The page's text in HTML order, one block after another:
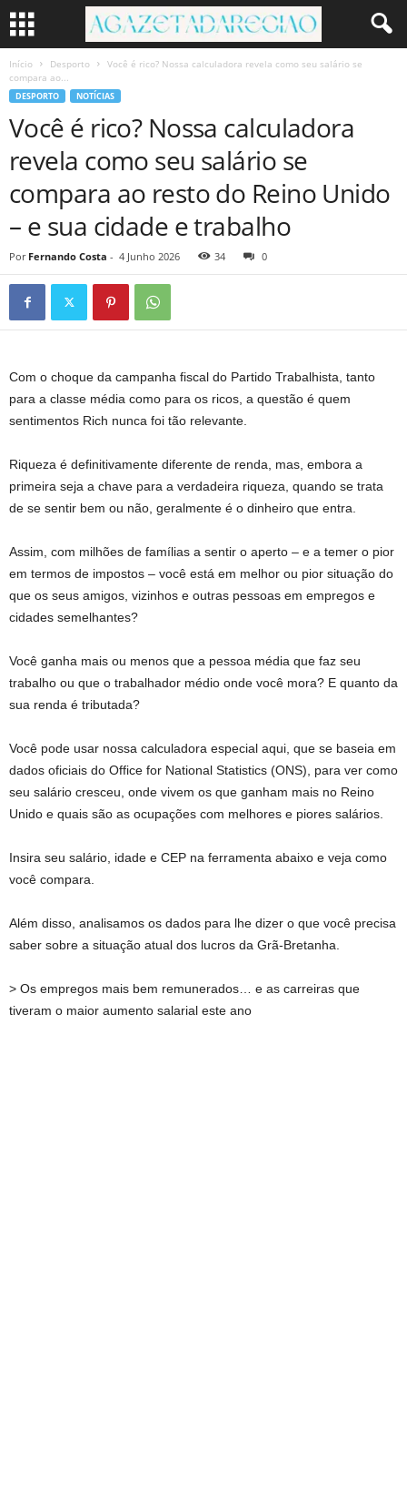
Início Desporto
Você é rico? Nossa calculadora revela como seu salário se
compara ao...
DESPORTO NOTÍCIAS
Você é rico? Nossa calculadora
revela como seu salário se
compara ao resto do Reino Unido
– e sua cidade e trabalho
Por Fernando Costa - 4 Junho 2026 34 0
Com o choque da campanha fiscal do Partido Trabalhista, tanto
para a classe média como para os ricos, a questão é quem
sentimentos Rich nunca foi tão relevante.
Riqueza é definitivamente diferente de renda, mas, embora a
primeira seja a chave para a verdadeira riqueza, quando se trata
de se sentir bem ou não, geralmente é o dinheiro que entra.
Assim, com milhões de famílias a sentir o aperto – e a temer o pior
em termos de impostos – você está em melhor ou pior situação do
que os seus amigos, vizinhos e outras pessoas em empregos e
cidades semelhantes?
Você ganha mais ou menos que a pessoa média que faz seu
trabalho ou que o trabalhador médio onde você mora? E quanto da
sua renda é tributada?
Você pode usar nossa calculadora especial aqui, que se baseia em
dados oficiais do Office for National Statistics (ONS), para ver como
seu salário cresceu, onde vivem os que ganham mais no Reino
Unido e quais são as ocupações com melhores e piores salários.
Insira seu salário, idade e CEP na ferramenta abaixo e veja como
você compara.
Além disso, analisamos os dados para lhe dizer o que você precisa
saber sobre a situação atual dos lucros da Grã-Bretanha.
> Os empregos mais bem remunerados… e as carreiras que
tiveram o maior aumento salarial este ano